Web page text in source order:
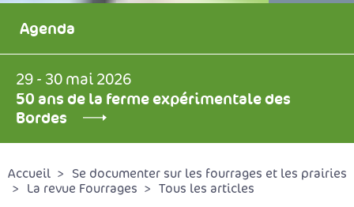
Agenda
29 - 30 mai 2026
50 ans de la ferme expérimentale des
Bordes
Accueil
Se documenter sur les fourrages et les prairies
La revue Fourrages
Tous les articles